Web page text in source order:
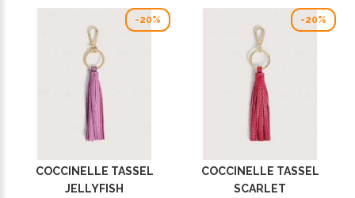
-20%
COCCINELLE TASSEL
JELLYFISH
-20%
COCCINELLE TASSEL
SCARLET